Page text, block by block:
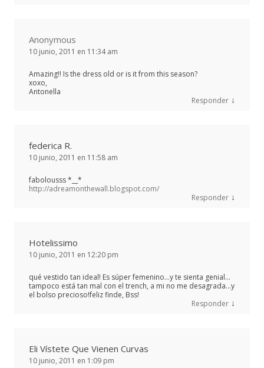
Anonymous
10 junio, 2011 en 11:34 am
Amazing!! Is the dress old or is it from this season?
xoxo,
Antonella
Responder ↓
federica R.
10 junio, 2011 en 11:58 am
fabolousss *__*
http://adreamonthewall.blogspot.com/
Responder ↓
Hotelissimo
10 junio, 2011 en 12:20 pm
qué vestido tan ideal! Es súper femenino…y te sienta genial…
tampoco está tan mal con el trench, a mi no me desagrada…y
el bolso precioso!feliz finde, Bss!
Responder ↓
Eli Vístete Que Vienen Curvas
10 junio, 2011 en 1:09 pm